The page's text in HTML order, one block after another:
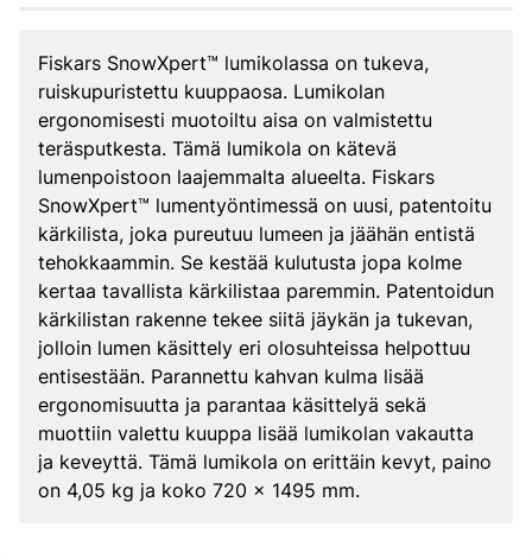
Fiskars SnowXpert™ lumikolassa on tukeva,
ruiskupuristettu kuuppaosa. Lumikolan
ergonomisesti muotoiltu aisa on valmistettu
teräsputkesta. Tämä lumikola on kätevä
lumenpoistoon laajemmalta alueelta. Fiskars
SnowXpert™ lumentyöntimessä on uusi, patentoitu
kärkilista, joka pureutuu lumeen ja jäähän entistä
tehokkaammin. Se kestää kulutusta jopa kolme
kertaa tavallista kärkilistaa paremmin. Patentoidun
kärkilistan rakenne tekee siitä jäykän ja tukevan,
jolloin lumen käsittely eri olosuhteissa helpottuu
entisestään. Parannettu kahvan kulma lisää
ergonomisuutta ja parantaa käsittelyä sekä
muottiin valettu kuuppa lisää lumikolan vakautta
ja keveyttä. Tämä lumikola on erittäin kevyt, paino
on 4,05 kg ja koko 720 x 1495 mm.